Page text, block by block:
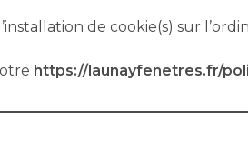
de cookie(s) sur
https://launayfenetres.fr/